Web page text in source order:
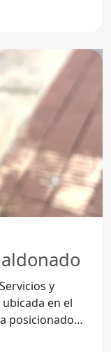
y
posicionado